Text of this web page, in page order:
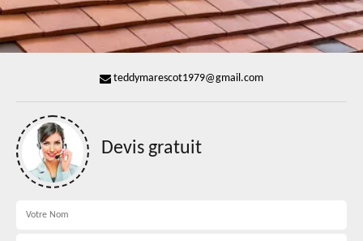
teddymarescot1979@gmail.com
Devis gratuit